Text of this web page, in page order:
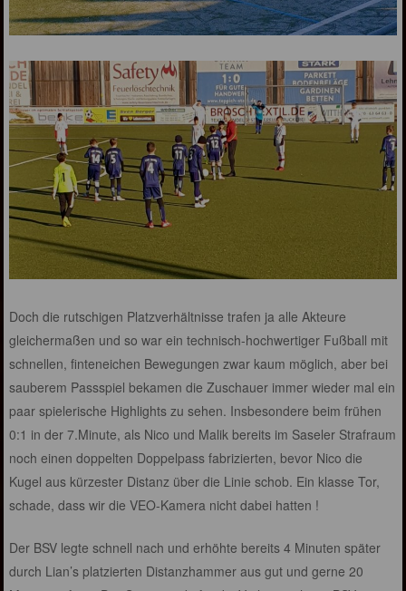
Doch die rutschigen Platzverhältnisse trafen ja alle Akteure
gleichermaßen und so war ein technisch-hochwertiger Fußball mit
schnellen, finteneichen Bewegungen zwar kaum möglich, aber bei
sauberem Passspiel bekamen die Zuschauer immer wieder mal ein
paar spielerische Highlights zu sehen. Insbesondere beim frühen
0:1 in der 7.Minute, als Nico und Malik bereits im Saseler Strafraum
noch einen doppelten Doppelpass fabrizierten, bevor Nico die
Kugel aus kürzester Distanz über die Linie schob. Ein klasse Tor,
schade, dass wir die VEO-Kamera nicht dabei hatten !
Der BSV legte schnell nach und erhöhte bereits 4 Minuten später
durch Lian’s platzierten Distanzhammer aus gut und gerne 20